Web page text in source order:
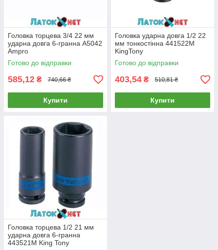
Головка торцева 3/4 22 мм
ударна довга 6-гранна A5042
Ampro
Готово до відправки
585,12 ₴ 740,66 ₴
Купити
Головка ударна довга 1/2 22
мм тонкостінна 441522M
KingTony
Готово до відправки
403,54 ₴ 510,81 ₴
Купити
Головка торцева 1/2 21 мм
ударна довга 6-гранна
443521M King Tony